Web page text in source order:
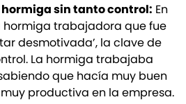
hormiga sin tanto control: En
hormiga trabajadora que fue
desmotivada’, la clave de
La hormiga trabajaba
que hacía muy buen
productiva en la empresa.